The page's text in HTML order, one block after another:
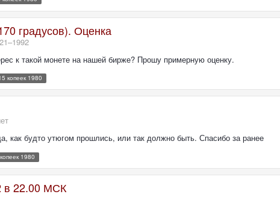
градусов). Оценка
к такой монете на нашей бирже? Прошу примерную оценку.
копеек 1980
как будто утюгом прошлись, или так должно быть. Спасибо за ранее
1980
в 22.00 МСК